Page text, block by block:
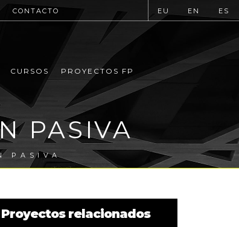
CONTACTO EU EN ES
CURSOS PROYECTOS FP
PASIVA
PASIVA
Proyectos relacionados